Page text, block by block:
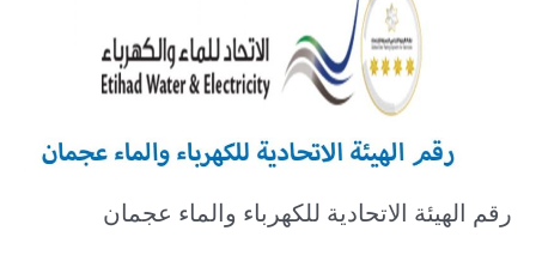
رقم الهيئة الاتحادية للكهرباء والماء عجمان